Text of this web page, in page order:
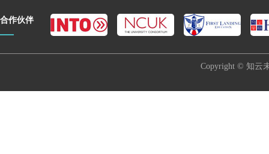
合作伙伴
Copyright © 知云